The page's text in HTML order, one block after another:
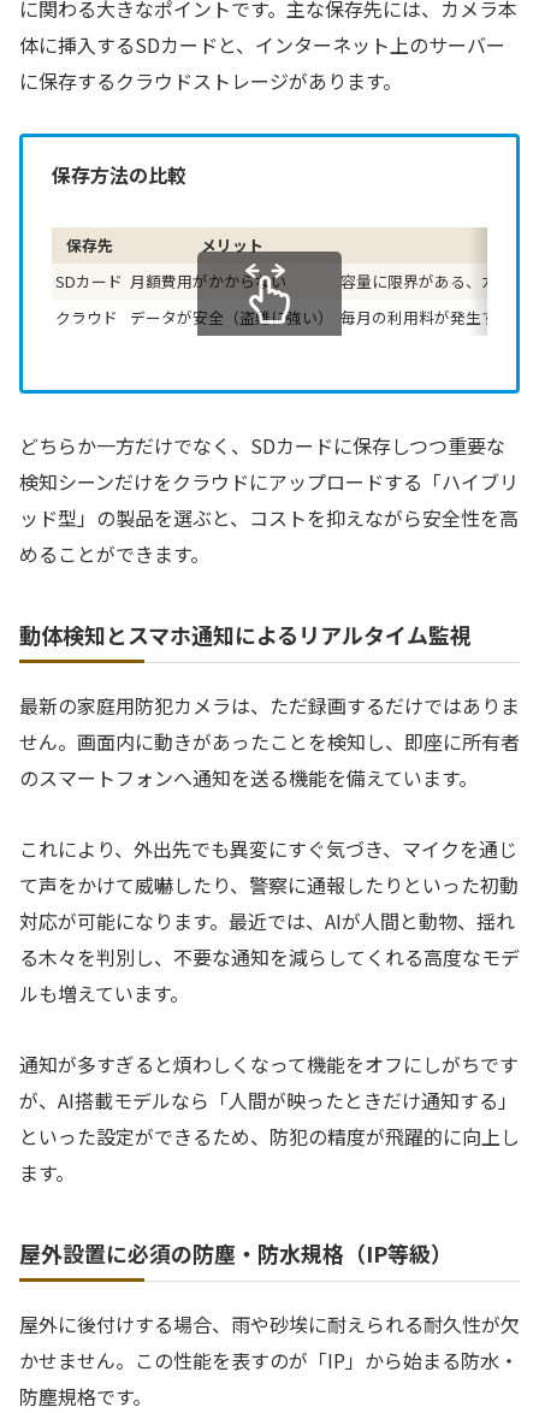
に関わる大きなポイントです。主な保存先には、カメラ本
体に挿入するSDカードと、インターネット上のサーバー
に保存するクラウドストレージがあります。
保存方法の比較
保存先 メリット
SDカード 月額費用がかからない
容量に限界がある、カメラ
クラウド
データが安全（盗難に強い） 毎月の利用料が発生するこ
スクロールできます
どちらか一方だけでなく、SDカードに保存しつつ重要な
検知シーンだけをクラウドにアップロードする「ハイブリ
ッド型」の製品を選ぶと、コストを抑えながら安全性を高
めることができます。
動体検知とスマホ通知によるリアルタイム監視
最新の家庭用防犯カメラは、ただ録画するだけではありま
せん。画面内に動きがあったことを検知し、即座に所有者
のスマートフォンへ通知を送る機能を備えています。
これにより、外出先でも異変にすぐ気づき、マイクを通じ
て声をかけて威嚇したり、警察に通報したりといった初動
対応が可能になります。最近では、AIが人間と動物、揺れ
る木々を判別し、不要な通知を減らしてくれる高度なモデ
ルも増えています。
通知が多すぎると煩わしくなって機能をオフにしがちです
が、AI搭載モデルなら「人間が映ったときだけ通知する」
といった設定ができるため、防犯の精度が飛躍的に向上し
ます。
屋外設置に必須の防塵・防水規格（IP等級）
屋外に後付けする場合、雨や砂埃に耐えられる耐久性が欠
かせません。この性能を表すのが「IP」から始まる防水・
防塵規格です。